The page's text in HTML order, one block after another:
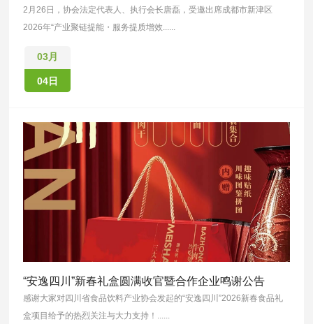
2月26日，协会法定代表人、执行会长唐磊，受邀出席成都市新津区
2026年“产业聚链提能・服务提质增效......
03月
04日
“安逸四川”新春礼盒圆满收官暨合作企业鸣谢公告
感谢大家对四川省食品饮料产业协会发起的“安逸四川”2026新春食品礼
盒项目给予的热烈关注与大力支持！......